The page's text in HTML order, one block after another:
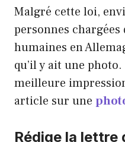
Malgré cette loi,
personnes chargées
humaines en
qu’il y ait une
meilleure
article sur une
Rédige la lettre